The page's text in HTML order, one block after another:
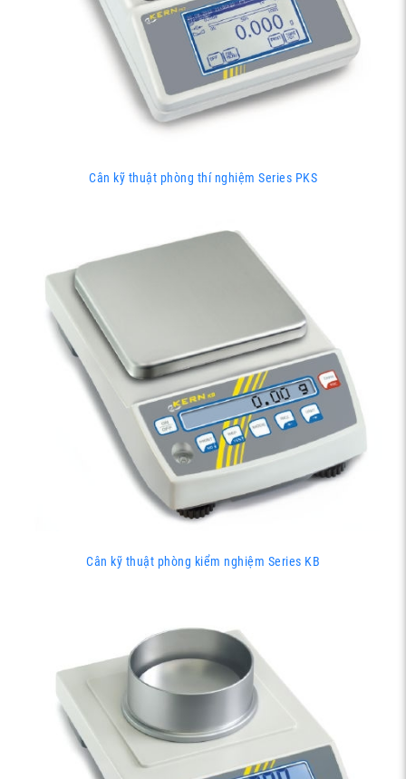
Cân kỹ thuật phòng thí nghiệm Series PKS
Cân kỹ thuật phòng kiểm nghiệm Series KB